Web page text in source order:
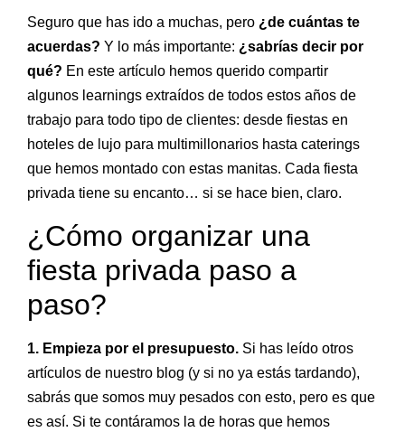
Seguro que has ido a muchas, pero ¿de cuántas te
acuerdas? Y lo más importante: ¿sabrías decir por
qué? En este artículo hemos querido compartir
algunos learnings extraídos de todos estos años de
trabajo para todo tipo de clientes: desde fiestas en
hoteles de lujo para multimillonarios hasta caterings
que hemos montado con estas manitas. Cada fiesta
privada tiene su encanto… si se hace bien, claro.
¿Cómo organizar una
fiesta privada paso a
paso?
1. Empieza por el presupuesto. Si has leído otros
artículos de nuestro blog (y si no ya estás tardando),
sabrás que somos muy pesados con esto, pero es que
es así. Si te contáramos la de horas que hemos